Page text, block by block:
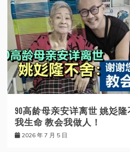
90高龄母亲安详离世 姚彣
我生命 教会我做人！
2026 年 7 月 5 日